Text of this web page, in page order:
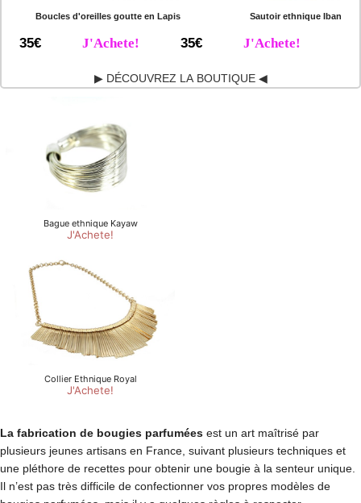
Boucles d'oreilles goutte en Lapis
35€ J'Achete!
Sautoir ethnique Iban
35€ J'Achete!
▶ DÉCOUVREZ LA BOUTIQUE ◀
La fabrication de bougies parfumées est un art maîtrisé par
plusieurs jeunes artisans en France, suivant plusieurs techniques et
une pléthore de recettes pour obtenir une bougie à la senteur unique.
Il n’est pas très difficile de confectionner vos propres modèles de